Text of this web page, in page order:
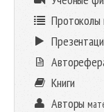
Протоколы
Книги
Авторы